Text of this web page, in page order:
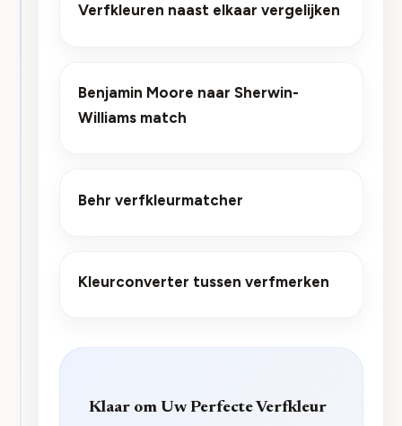
Verfkleuren naast elkaar vergelijken
Benjamin Moore naar Sherwin-
Williams match
Behr verfkleurmatcher
Kleurconverter tussen verfmerken
Klaar om Uw Perfecte Verfkleur